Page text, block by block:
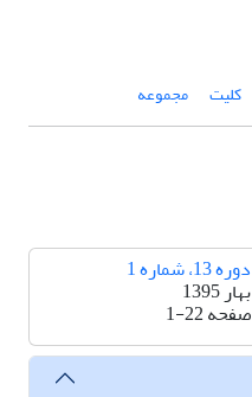
کلیت مجموعه
دوره 13، شماره 1
بهار 1395
صفحه1-22